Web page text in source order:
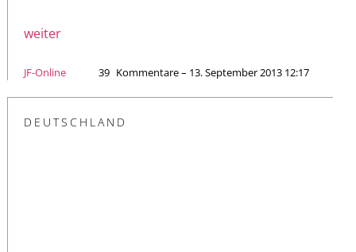
weiter
JF-Online 39 Kommentare – 13. September 2013 12:17
DEUTSCHLAND